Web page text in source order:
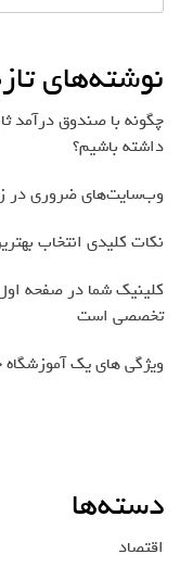
نوشته‌های
چگونه با صندوق درآمد
داشته باشیم؟
وب‌سایت‌های ضروری در
نکات کلیدی انتخاب
کلینیک شما در صفحه
تخصصی است
ویژگی های یک
دسته‌ها
اقتصاد